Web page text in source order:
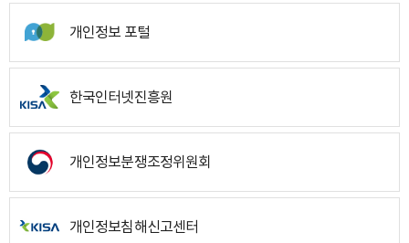
개인정보 포털
한국인터넷진흥원
개인정보분쟁조정위원회
개인정보침해신고센터